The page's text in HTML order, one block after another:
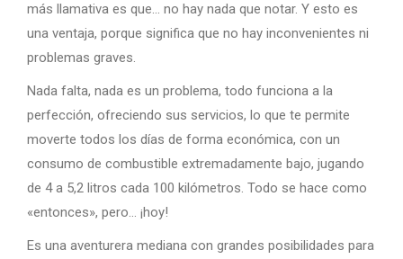
más llamativa es que… no hay nada que notar. Y esto es
una ventaja, porque significa que no hay inconvenientes ni
problemas graves.
Nada falta, nada es un problema, todo funciona a la
perfección, ofreciendo sus servicios, lo que te permite
moverte todos los días de forma económica, con un
consumo de combustible extremadamente bajo, jugando
de 4 a 5,2 litros cada 100 kilómetros. Todo se hace como
«entonces», pero… ¡hoy!
Es una aventurera mediana con grandes posibilidades para